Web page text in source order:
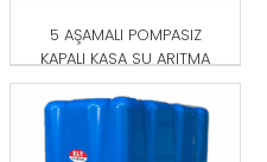
5 AŞAMALI POMPASIZ
KAPALI KASA SU ARITMA
CİHAZI KIRMIZI -SİYAH